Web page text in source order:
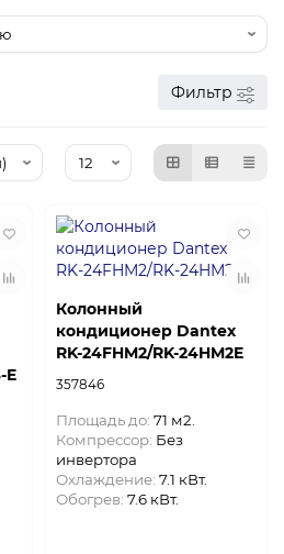
Фильтр
E
Колонный
кондиционер Dantex
RK-24FHM2/RK-24HM2E
357846
Площадь до: 71 м2.
Компрессор: Без
инвертора
Охлаждение: 7.1 кВт.
Обогрев: 7.6 кВт.